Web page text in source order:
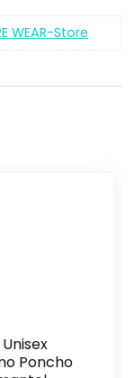
WEAR-Store
Poncho